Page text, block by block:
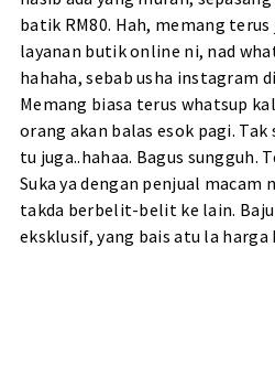
batik RM80. Hah, memang terus
layanan butik online ni, nad
hahaha, sebab usha instagram
Memang biasa terus whatsup
orang akan balas esok pagi.
tu juga..hahaa. Bagus sungguh.
Suka ya dengan penjual macam
takda berbelit-belit ke lain. Baju
eksklusif, yang bais atu la harga